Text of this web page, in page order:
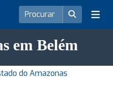
em Belém
do Amazonas